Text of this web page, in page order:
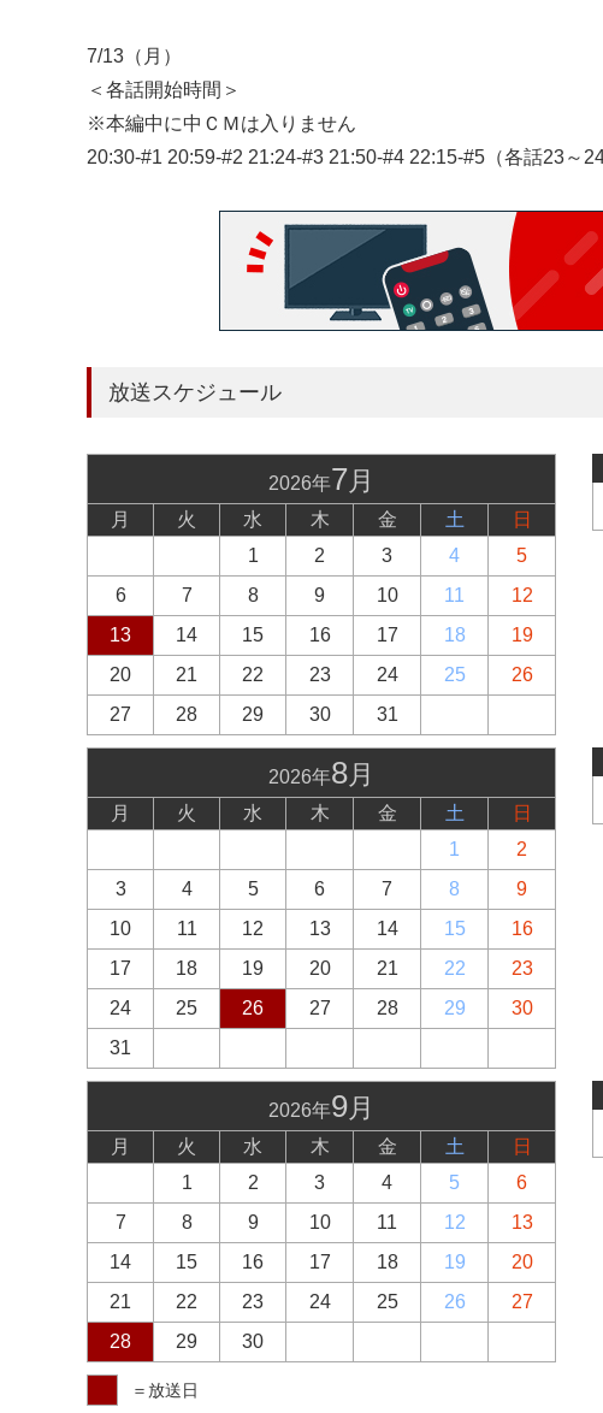
7/13（月）
＜各話開始時間＞
※本編中に中ＣＭは入りません
20:30-#1 20:59-#2 21:24-#3 21:50-#4 22:15-#5（各話23～
放送スケジュール
2026年7月
月 火 水 木 金 土
日
1
2 3 4
5
6
7 8 9 10 11
12
13
14 15 16 17 18
19
20
21 22 23 24 25
26
27
28 29 30 31
2026年8月
月 火 水 木 金 土
日
1
2
3
4 5 6 7 8
9
10
11 12 13 14 15
16
17
18 19 20 21 22
23
24
25 26 27 28 29
30
31
2026年9月
月 火 水 木 金 土
日
1
2 3 4 5
6
7
8 9 10 11 12
13
14
15 16 17 18 19
20
21
22 23 24 25 26
27
28
29 30
＝放送日